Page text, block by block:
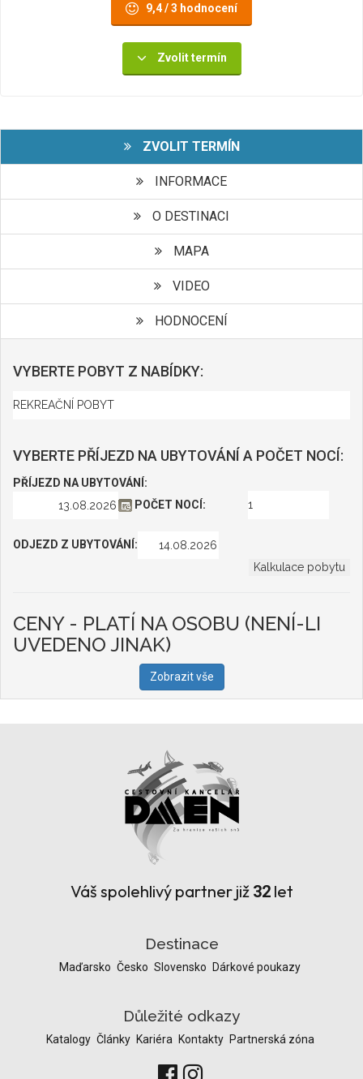
9,4 / 3 hodnocení
Zvolit termín
ZVOLIT TERMÍN
INFORMACE
O DESTINACI
MAPA
VIDEO
HODNOCENÍ
VYBERTE POBYT Z NABÍDKY:
VYBERTE PŘÍJEZD NA UBYTOVÁNÍ A POČET NOCÍ:
PŘÍJEZD NA UBYTOVÁNÍ:
POČET NOCÍ:
ODJEZD Z UBYTOVÁNÍ:
CENY - PLATÍ NA OSOBU (NENÍ-LI
UVEDENO JINAK)
Zobrazit vše
Váš spolehlivý partner již 32let
Destinace
Maďarsko Česko Slovensko Dárkové poukazy
Důležité odkazy
Katalogy Články Kariéra Kontakty Partnerská zóna